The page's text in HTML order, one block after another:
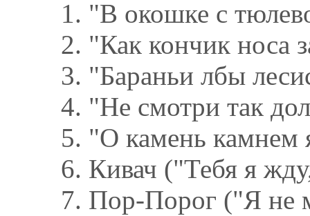
1. "В окошке с
2. "Как кончик носа
3. "Бараньи лбы
4. "Не смотри так
5. "О камень камнем
6. Кивач ("Тебя я
7. Пор-Порог ("Я не